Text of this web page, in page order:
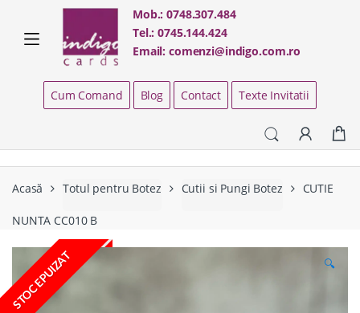
navigation
content
Mob.:0748.307.484
Tel.:0745.144.424
Email:comenzi@indigo.com.ro
Cum Comand Blog Contact Texte Invitatii
Acasă Totul pentru Botez Cutii si Pungi Botez CUTIE
NUNTA CC010 B
STOC EPUIZAT 🔍